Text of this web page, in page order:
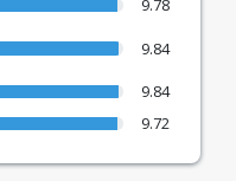
9.78
9.84
9.84
9.72